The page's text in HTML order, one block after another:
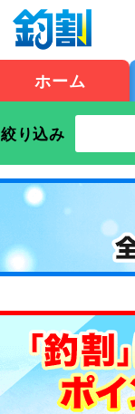
ホーム
絞り込み